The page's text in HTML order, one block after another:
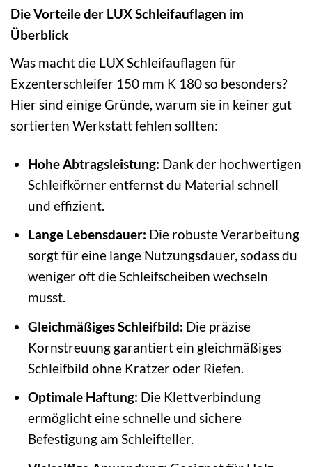
Die Vorteile der LUX Schleifauflagen im
Überblick
Was macht die LUX Schleifauflagen für
Exzenterschleifer 150 mm K 180 so besonders?
Hier sind einige Gründe, warum sie in keiner gut
sortierten Werkstatt fehlen sollten:
Hohe Abtragsleistung: Dank der hochwertigen
Schleifkörner entfernst du Material schnell
und effizient.
Lange Lebensdauer: Die robuste Verarbeitung
sorgt für eine lange Nutzungsdauer, sodass du
weniger oft die Schleifscheiben wechseln
musst.
Gleichmäßiges Schleifbild: Die präzise
Kornstreuung garantiert ein gleichmäßiges
Schleifbild ohne Kratzer oder Riefen.
Optimale Haftung: Die Klettverbindung
ermöglicht eine schnelle und sichere
Befestigung am Schleifteller.